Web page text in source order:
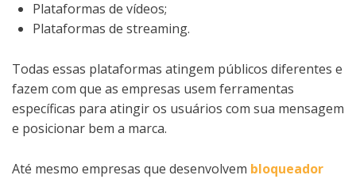
Plataformas de vídeos;
Plataformas de streaming.
Todas essas plataformas atingem públicos diferentes e
fazem com que as empresas usem ferramentas
específicas para atingir os usuários com sua mensagem
e posicionar bem a marca.
Até mesmo empresas que desenvolvem bloqueador